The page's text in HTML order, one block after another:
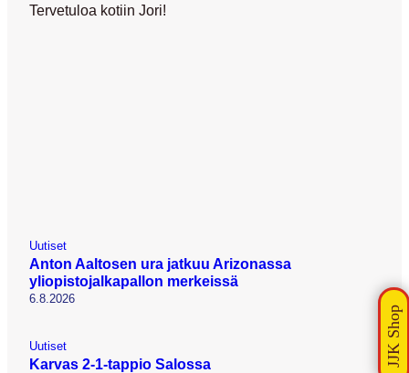
Tervetuloa kotiin Jori!
Uutiset
Anton Aaltosen ura jatkuu Arizonassa
yliopistojalkapallon merkeissä
6.8.2026
Uutiset
Karvas 2-1-tappio Salossa